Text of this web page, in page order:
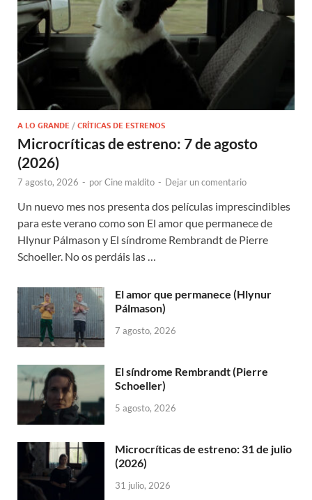
A LO GRANDE / CRÍTICAS DE ESTRENOS
Microcríticas de estreno: 7 de agosto
(2026)
7 agosto, 2026 - porCine maldito - Dejar un comentario
Un nuevo mes nos presenta dos películas imprescindibles
para este verano como son El amor que permanece de
Hlynur Pálmason y El síndrome Rembrandt de Pierre
Schoeller. No os perdáis las …
El amor que permanece (Hlynur
Pálmason)
7 agosto, 2026
El síndrome Rembrandt (Pierre
Schoeller)
5 agosto, 2026
Microcríticas de estreno: 31 de julio
(2026)
31 julio, 2026